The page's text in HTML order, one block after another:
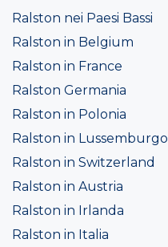
Ralston nei Paesi Bassi
Ralston in Belgium
Ralston in France
Ralston Germania
Ralston in Polonia
Ralston in Lussemburgo
Ralston in Switzerland
Ralston in Austria
Ralston in Irlanda
Ralston in Italia